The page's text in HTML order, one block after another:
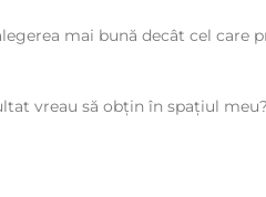
mai bună decât cel
vreau să obțin în spațiul